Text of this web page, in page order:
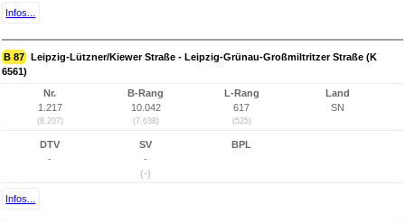
Infos...
B 87 Leipzig-Lützner/Kiewer Straße - Leipzig-Grünau-Großmiltritzer Straße (K
6561)
Nr.
1.217
(8.207)
B-Rang
10.042
(7.638)
L-Rang
617
(525)
Land
SN
DTV
-
SV
-
(-)
BPL
Infos...